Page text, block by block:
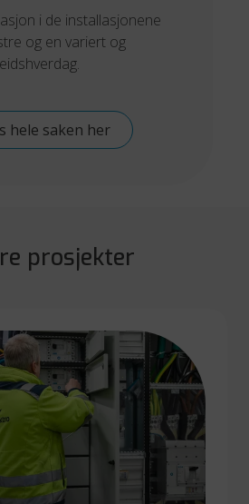
i de installasjonene
og en variert og
hele saken her
prosjekter